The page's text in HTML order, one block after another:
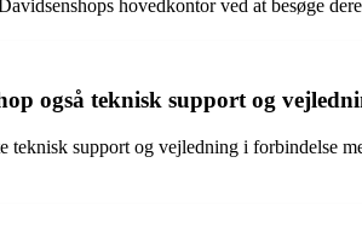
hovedkontor ved at besøge
også teknisk support og
teknisk support og vejledning i forbindelse